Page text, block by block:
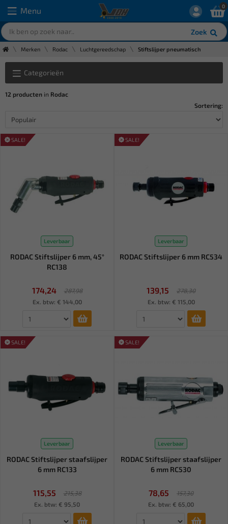
Menu
Zoek
0
Merken Rodac Luchtgereedschap Stiftslijper pneumatisch
Categorieën
12 producten in Rodac
Sortering:
SALE!
Leverbaar
RODAC Stiftslijper 6 mm, 45°
RC138
174,24
287,98
Ex. btw: € 144,00
SALE!
Leverbaar
RODAC Stiftslijper 6 mm RC534
139,15
278,30
Ex. btw: € 115,00
SALE!
Leverbaar
RODAC Stiftslijper staafslijper
6 mm RC133
115,55
215,38
Ex. btw: € 95,50
SALE!
Leverbaar
RODAC Stiftslijper staafslijper
6 mm RC530
78,65
157,30
Ex. btw: € 65,00